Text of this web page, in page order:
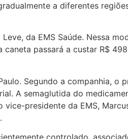
a diferentes
da EMS Saúde. Nessa
passará a custar R$
Segundo a companhia, o
A semaglutida do
presidente da EMS,